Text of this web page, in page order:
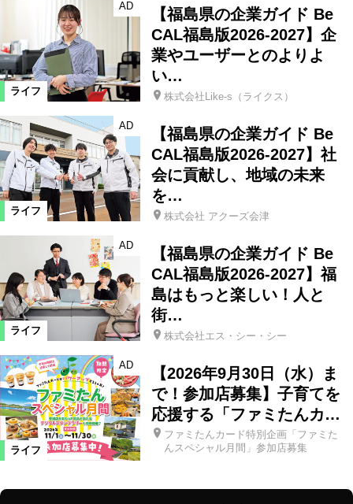
ライフ
AD
【福島県の企業ガイド Be
CAL福島版2026-2027】企
業やユーザーとのよりよ
い…
株式会社Like-s（ライクス）
ライフ
AD
【福島県の企業ガイド Be
CAL福島版2026-2027】社
会に貢献し、地域の未来
を…
株式会社 アクーズ会津
ライフ
AD
【福島県の企業ガイド Be
CAL福島版2026-2027】福
島はもっと楽しい！人と
街…
株式会社エス・シー・シー
ライフ
AD
【2026年9月30日（水）ま
で！参加店募集】子育てを
応援する「ファミたんカ…
ファミたんカード特別企画「ファミた
んスペシャル月間」参加店募集